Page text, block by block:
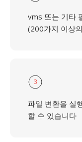
vms 또는 기타
(200가지 이상
3
파일 변환을 실
할 수 있습니다